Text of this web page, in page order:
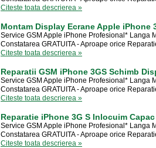
Citeste toata descrierea »
Montam Display Ecrane Apple iPhone
Service GSM Apple iPhone Profesional* Langa
Constatarea GRATUITA - Aproape orice
Citeste toata descrierea »
Reparatii GSM iPhone 3GS Schimb
Service GSM Apple iPhone Profesional* Langa
Constatarea GRATUITA - Aproape orice
Citeste toata descrierea »
Reparatie iPhone 3G S Inlocuim
Service GSM Apple iPhone Profesional* Langa
Constatarea GRATUITA - Aproape orice
Citeste toata descrierea »